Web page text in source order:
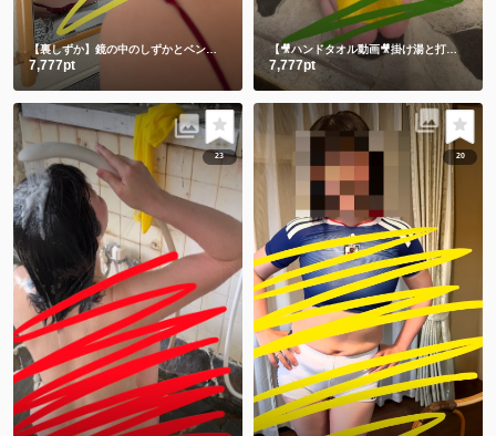
【裏しずか】鏡の中のしずかとベンチに座る生しずかどっちが好き？💕
7,777pt
【🎥ハンドタオル動画🎥掛け湯と打たせ湯】温泉に入る時は掛け湯しよ💕打たせ湯熱すぎた😂
7,777pt
23 20